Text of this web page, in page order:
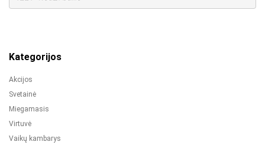
Kategorijos
Akcijos
Svetainė
Miegamasis
Virtuvė
Vaikų kambarys